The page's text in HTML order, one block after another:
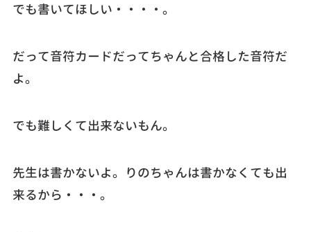
でも書いてほしい・・・・。
だって音符カードだってちゃんと合格した音符だ
よ。
でも難しくて出来ないもん。
先生は書かないよ。りのちゃんは書かなくても出
来るから・・・。